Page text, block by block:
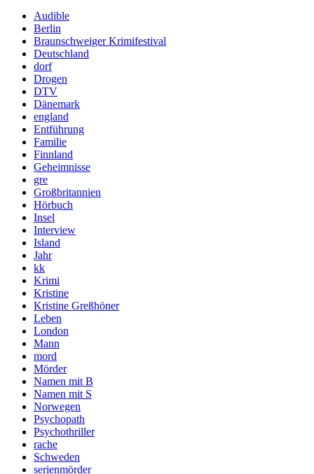
Audible
Berlin
Braunschweiger Krimifestival
Deutschland
dorf
Drogen
DTV
Dänemark
england
Entführung
Familie
Finnland
Geheimnisse
gre
Großbritannien
Hörbuch
Insel
Interview
Island
Jahr
kk
Krimi
Kristine
Kristine Greßhöner
Leben
London
Mann
mord
Mörder
Namen mit B
Namen mit S
Norwegen
Psychopath
Psychothriller
rache
Schweden
serienmörder